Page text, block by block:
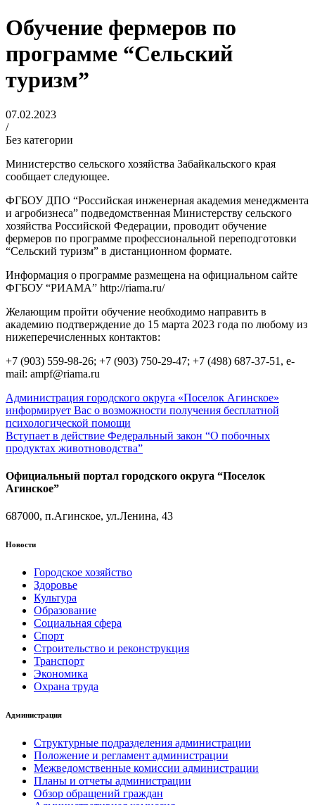
Обучение фермеров по
программе “Сельский
туризм”
07.02.2023
/
Без категории
Министерство сельского хозяйства Забайкальского края
сообщает следующее.
ФГБОУ ДПО “Российская инженерная академия менеджмента
и агробизнеса” подведомственная Министерству сельского
хозяйства Российской Федерации, проводит обучение
фермеров по программе профессиональной переподготовки
“Сельский туризм” в дистанционном формате.
Информация о программе размещена на официальном сайте
ФГБОУ “РИАМА” http://riama.ru/
Желающим пройти обучение необходимо направить в
академию подтверждение до 15 марта 2023 года по любому из
нижеперечисленных контактов:
+7 (903) 559-98-26; +7 (903) 750-29-47; +7 (498) 687-37-51, e-
mail: ampf@riama.ru
Навигация
по
записям
Администрация городского округа «Поселок Агинское»
информирует Вас о возможности получения бесплатной
психологической помощи
Вступает в действие Федеральный закон “О побочных
продуктах животноводства”
Официальный портал городского округа “Поселок
Агинское”
687000, п.Агинское, ул.Ленина, 43
Новости
Городское хозяйство
Здоровье
Культура
Образование
Социальная сфера
Спорт
Строительство и реконструкция
Транспорт
Экономика
Охрана труда
Администрация
Структурные подразделения администрации
Положение и регламент администрации
Межведомственные комиссии администрации
Планы и отчеты администрации
Обзор обращений граждан